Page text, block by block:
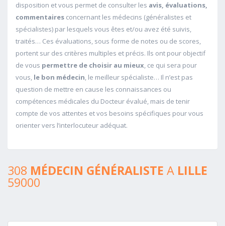
disposition et vous permet de consulter les avis, évaluations,
commentaires concernant les médecins (généralistes et
spécialistes) par lesquels vous êtes et/ou avez été suivis,
traités… Ces évaluations, sous forme de notes ou de scores,
portent sur des critères multiples et précis. Ils ont pour objectif
de vous permettre de choisir au mieux, ce qui sera pour
vous, le bon médecin, le meilleur spécialiste… Il n’est pas
question de mettre en cause les connaissances ou
compétences médicales du Docteur évalué, mais de tenir
compte de vos attentes et vos besoins spécifiques pour vous
orienter vers l’interlocuteur adéquat.
308 MÉDECIN GÉNÉRALISTE A LILLE
59000